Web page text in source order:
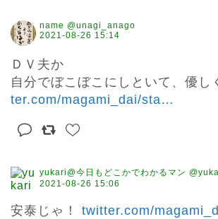
name @unagi_anago
2021-08-26 15:14
ＤＶ夫か
自分でぼこぼこにしといて、優し
ter.com/magami_dai/sta…
yukari@今日もどこかでわかるマン
2021-08-26 15:06
安泰じゃ！ twitter.com/